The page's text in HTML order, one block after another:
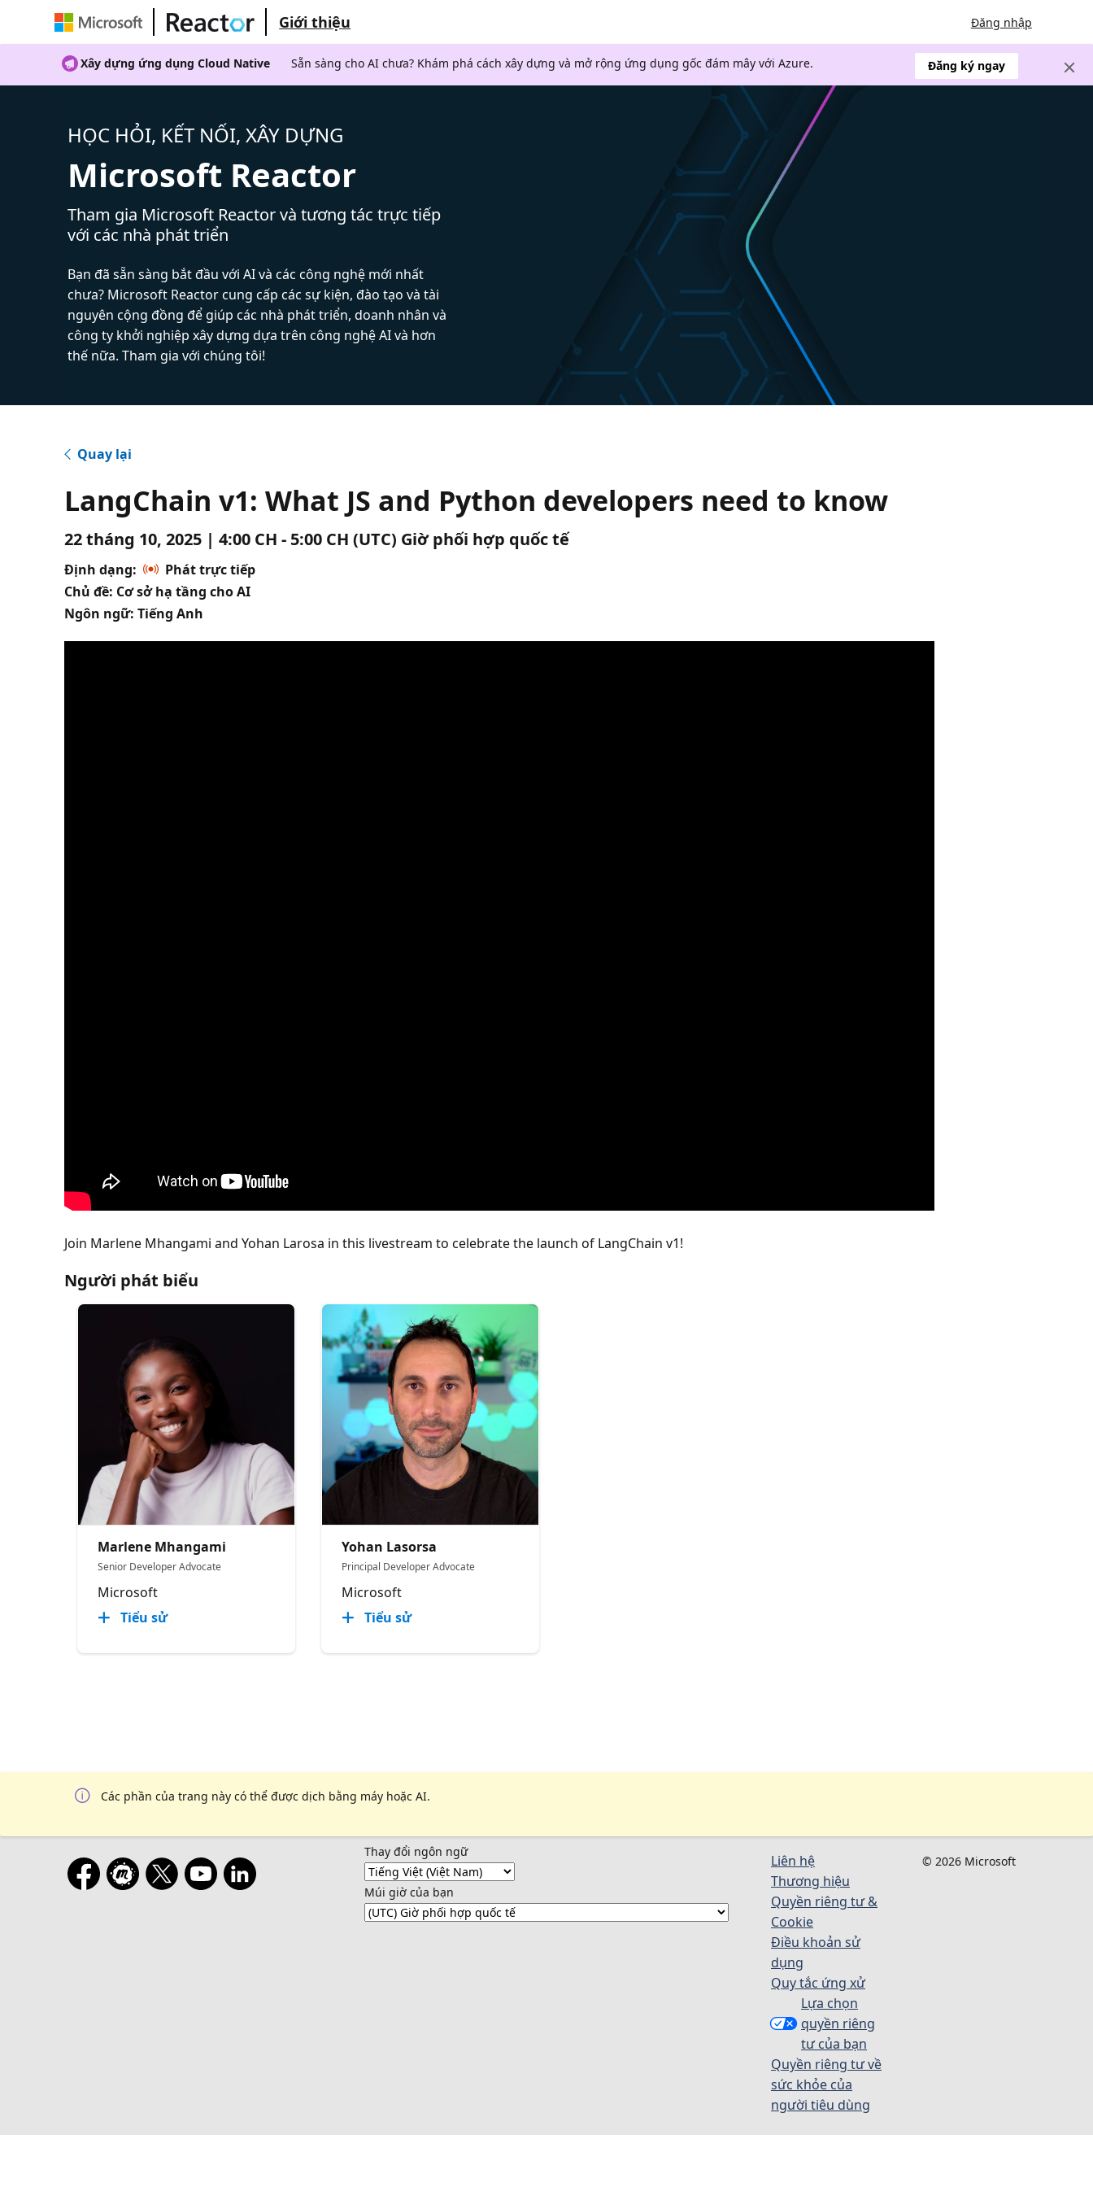
Giới thiệu Đăng nhập
Xây dựng ứng dụng Cloud Native Sẵn sàng cho AI chưa? Khám phá cách xây dựng và mở rộng ứng dụng gốc đám mây với Azure. Đăng ký ngay
HỌC HỎI, KẾT NỐI, XÂY DỰNG
Microsoft Reactor
Tham gia Microsoft Reactor và tương tác trực tiếp
với các nhà phát triển
Bạn đã sẵn sàng bắt đầu với AI và các công nghệ mới nhất
chưa? Microsoft Reactor cung cấp các sự kiện, đào tạo và tài
nguyên cộng đồng để giúp các nhà phát triển, doanh nhân và
công ty khởi nghiệp xây dựng dựa trên công nghệ AI và hơn
thế nữa. Tham gia với chúng tôi!
Quay lại
LangChain v1: What JS and Python developers need to know
22 tháng 10, 2025 | 4:00 CH - 5:00 CH (UTC) Giờ phối hợp quốc tế
Định dạng:
Phát trực tiếp
Chủ đề: Cơ sở hạ tầng cho AI
Ngôn ngữ: Tiếng Anh
Join Marlene Mhangami and Yohan Larosa in this livestream to celebrate the launch of LangChain v1!
Người phát biểu
Marlene Mhangami
Senior Developer Advocate
Microsoft
Tiểu sử
Yohan Lasorsa
Principal Developer Advocate
Microsoft
Tiểu sử
Các phần của trang này có thể được dịch bằng máy hoặc AI.
Thay đổi ngôn ngữ
Múi giờ của bạn
Liên hệ
Thương hiệu
Quyền riêng tư &
Cookie
Điều khoản sử
dụng
Quy tắc ứng xử
Lựa chọn
quyền riêng
tư của bạn
Quyền riêng tư về
sức khỏe của
người tiêu dùng
© 2026 Microsoft